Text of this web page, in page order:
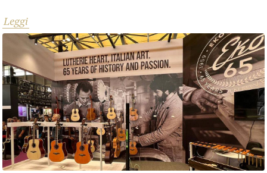
precisi, che accolgono le rinomate forme Aire e Tero con il ritorno
della forma Fire in versione aggiornata. Una gamma di prodotti di alta
qualità, con materiali di eccellenza che elevano le elettriche Eko ad
un livello superiore.
Leggi